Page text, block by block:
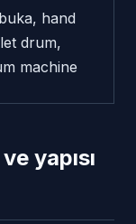
hand
drum,
machine
yapısı